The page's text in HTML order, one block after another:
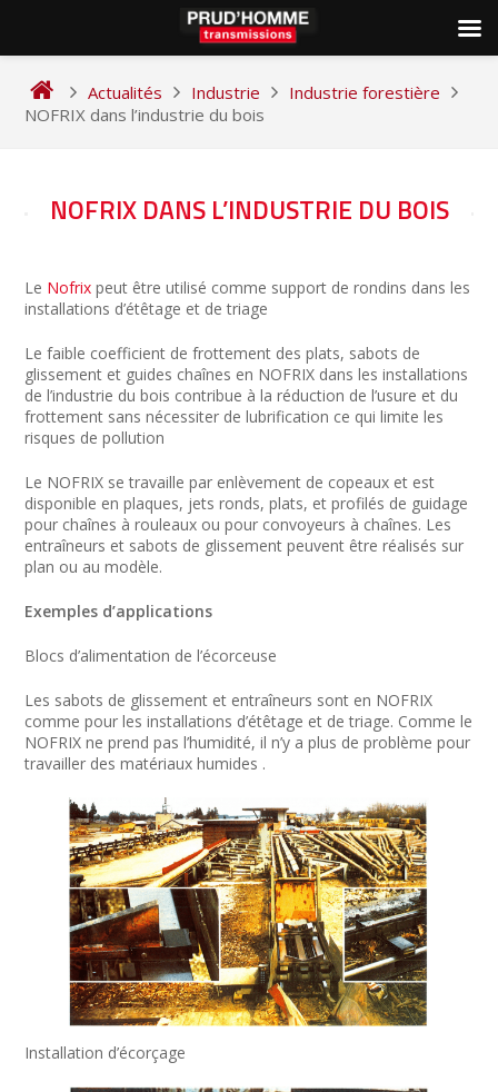
content
Actualités Industrie
Industrie forestière
NOFRIX dans l’industrie du bois
NOFRIX DANS L’INDUSTRIE DU BOIS
Le Nofrix peut être utilisé comme support de rondins dans les
installations d’étêtage et de triage
Le faible coefficient de frottement des plats, sabots de
glissement et guides chaînes en NOFRIX dans les installations
de l’industrie du bois contribue à la réduction de l’usure et du
frottement sans nécessiter de lubrification ce qui limite les
risques de pollution
Le NOFRIX se travaille par enlèvement de copeaux et est
disponible en plaques, jets ronds, plats, et profilés de guidage
pour chaînes à rouleaux ou pour convoyeurs à chaînes. Les
entraîneurs et sabots de glisse­ment peuvent être réalisés sur
plan ou au modèle.
Exemples d’applications
Blocs d’alimentation de l’écorceuse
Les sabots de glissement et entraîneurs sont en NOFRIX
comme pour les installations d’étêtage et de triage. Comme le
NOFRIX ne prend pas l’humidité, il n’y a plus de problème pour
travailler des matériaux humides .
Installation d’écorçage
NAVIGATION
L’ARTICLE